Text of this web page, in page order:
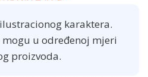
karaktera.
u određenoj mjeri
proizvoda.